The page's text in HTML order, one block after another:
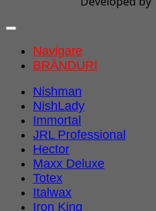
Navigare
BRĂNDURI
Nishman
NishLady
Immortal
JRL Professional
Hector
Maxx Deluxe
Totex
Italwax
Iron King